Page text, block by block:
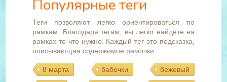
Популярные теги
Теги позволяют легко ориентироваться по
рамкам. Благодаря тегам, вы легко найдете на
рамках то что нужно. Каждый тег это подсказка,
описывающая содержимое рамочки.
8 марта бабочки бежевый